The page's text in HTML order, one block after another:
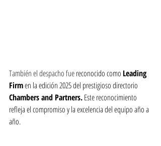
También el despacho fue reconocido como Leading
Firm en la edición 2025 del prestigioso directorio
Chambers and Partners. Este reconocimiento
refleja el compromiso y la excelencia del equipo año a
año.